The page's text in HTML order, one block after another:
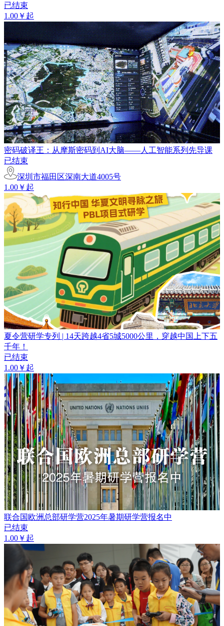
已结束
1.00￥起
密码破译王：从摩斯密码到AI大脑——人工智能系列先导课
已结束
深圳市福田区深南大道4005号
1.00￥起
夏令营研学专列 | 14天跨越4省5城5000公里，穿越中国上下五
千年！
已结束
1.00￥起
联合国欧洲总部研学营2025年暑期研学营报名中
已结束
1.00￥起